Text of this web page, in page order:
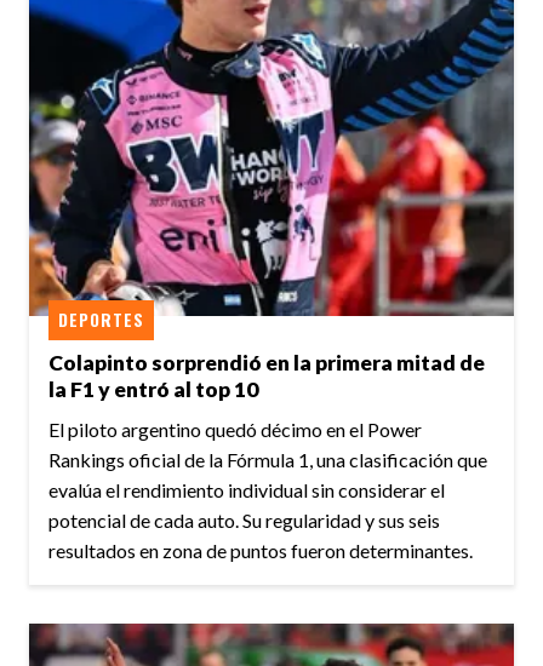
Colapinto sorprendió en la primera mitad de
la F1 y entró al top 10
DEPORTES
El piloto argentino quedó décimo en el Power
Rankings oficial de la Fórmula 1, una clasificación que
evalúa el rendimiento individual sin considerar el
potencial de cada auto. Su regularidad y sus seis
resultados en zona de puntos fueron determinantes.